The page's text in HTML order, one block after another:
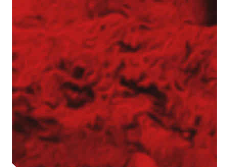
i hałasu
Pale przemieszczeniowe
Pale VDW
Zabezpieczenia wykopów
Kotwy gruntowe
Mury oporowe – trwała stabilizacja skarp i
nasypów
Palisady – stabilizacja wykopów w
trudnych warunkach gruntowych